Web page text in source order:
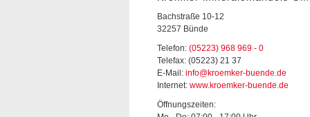
Bachstraße 10-12
32257 Bünde
Telefon: (05223) 968 969 - 0
Telefax: (05223) 21 37
E-Mail: info@kroemker-buende.de
Internet: www.kroemker-buende.de
Öffnungszeiten: